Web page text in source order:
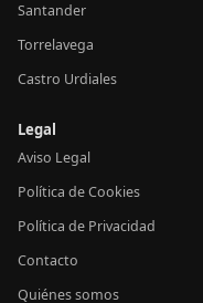
Santander
Torrelavega
Castro Urdiales
Legal
Aviso Legal
Política de Cookies
Política de Privacidad
Contacto
Quiénes somos